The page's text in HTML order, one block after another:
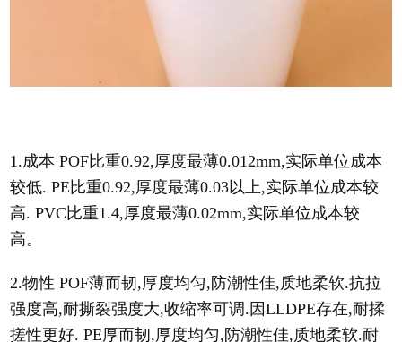
1.成本 POF比重0.92,厚度最薄0.012mm,实际单位成本
较低. PE比重0.92,厚度最薄0.03以上,实际单位成本较
高. PVC比重1.4,厚度最薄0.02mm,实际单位成本较
高。
2.物性 POF薄而韧,厚度均匀,防潮性佳,质地柔软.抗拉
强度高,耐撕裂强度大,收缩率可调.因LLDPE存在,耐揉
搓性更好. PE厚而韧,厚度均匀,防潮性佳,质地柔软.耐